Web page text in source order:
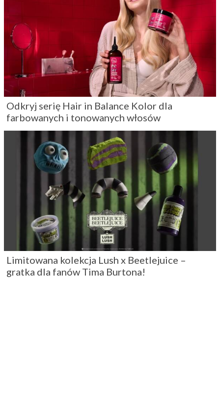
Odkryj serię Hair in Balance Kolor dla
farbowanych i tonowanych włosów
Limitowana kolekcja Lush x Beetlejuice –
gratka dla fanów Tima Burtona!